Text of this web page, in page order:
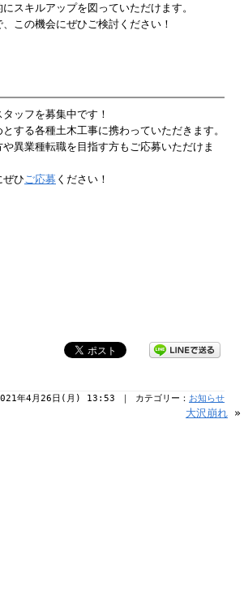
スキルアップを図っていただけます。
この機会にぜひご検討ください！
ッフを募集中です！
する各種土木工事に携わっていただきます。
異業種転職を目指す方もご応募いただけま
ぜひ ご応募 ください！
年4月26日(月) 13:53 ｜ カテゴリー： お知らせ
大沢崩れ »